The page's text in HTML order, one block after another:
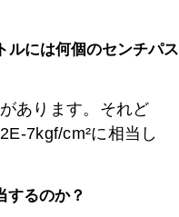
ルには何個のセンチパス
があります。それど
7kgf/cm²に相当し
するのか？